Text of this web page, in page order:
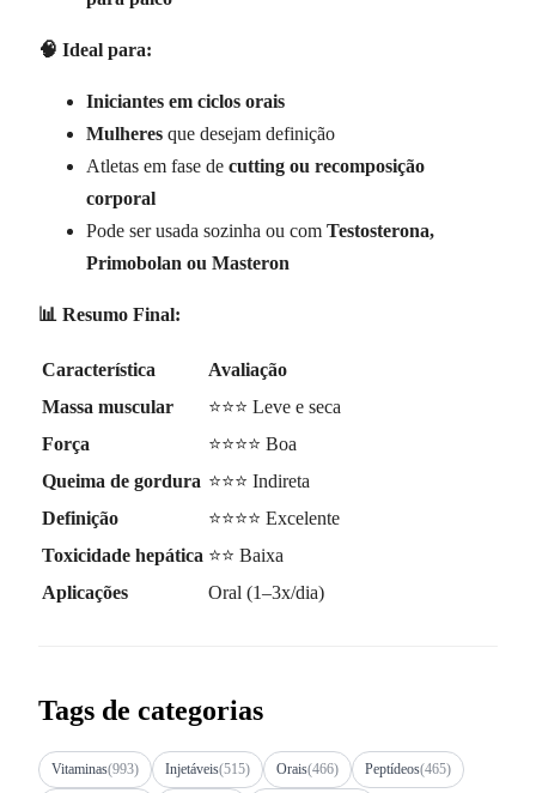
🧠 Ideal para:
Iniciantes em ciclos orais
Mulheres que desejam definição
Atletas em fase de cutting ou recomposição
corporal
Pode ser usada sozinha ou com Testosterona,
Primobolan ou Masteron
📊 Resumo Final:
Característica
Avaliação
Massa muscular
⭐⭐⭐ Leve e seca
Força
⭐⭐⭐⭐ Boa
Queima de gordura ⭐⭐⭐ Indireta
Definição
⭐⭐⭐⭐ Excelente
Toxicidade hepática ⭐⭐ Baixa
Aplicações
Oral (1–3x/dia)
Tags de categorias
Vitaminas(993) Injetáveis(515) Orais(466) Peptídeos(465)